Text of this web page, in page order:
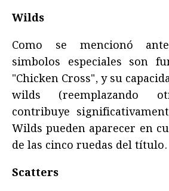
Wilds
Como se mencionó
simbolos especiales son
"Chicken Cross", y su
wilds (reemplazando
contribuye
Wilds pueden aparecer en
de las cinco ruedas del título.
Scatters